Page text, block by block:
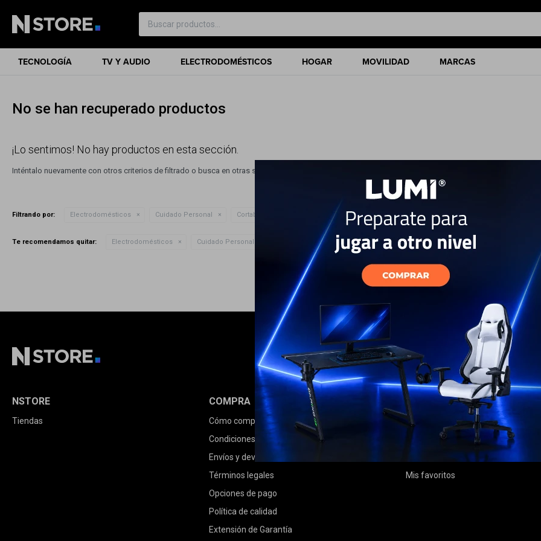
TECNOLOGÍA TV Y AUDIO ELECTRODOMÉSTICOS HOGAR MOVILIDAD MARCAS
No se han recuperado productos
¡Lo sentimos! No hay productos en esta sección.
Inténtalo nuevamente con otros criterios de filtrado o busca en otras secciones de nuestro catálogo.
Filtrando por: Electrodomésticos Cuidado Personal Cortabarbas y Trimmers Philips Quitar filtros
Te recomendamos quitar: Electrodomésticos Cuidado Personal Cortabarbas y Trimmers
NSTORE
Tiendas
COMPRA
Cómo comprar
Condiciones de compra
Envíos y devoluciones
Términos legales
Opciones de pago
Política de calidad
Extensión de Garantía
MI CUENTA
Mi cuenta
Mis compras
Mis favoritos